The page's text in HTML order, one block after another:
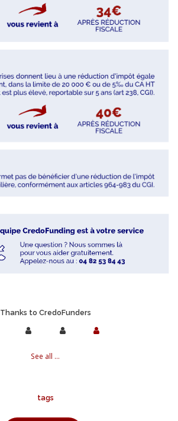
Thanks to CredoFunders
See all ...
tags